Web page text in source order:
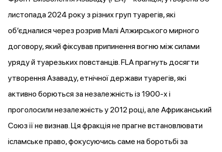
листопада 2024 року з різних груп туарегів, які
об’єдналися через розрив МаліАлжирського мирного
договору, який фіксував припинення вогню між силами
уряду й туарезьких повстанців. FLA прагнуть досягти
утворення Азаваду, етнічної держави туарегів, які
активно борються за незалежність із 1900-х і
проголосили незалежність у 2012 році, але Африканський
Союз їїне визнав. Ця фракція не прагне встановлювати
ісламське право, фокусуючись саме на боротьбі за